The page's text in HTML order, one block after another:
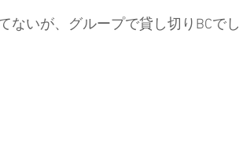
ないが、グループで貸し切りBCでし